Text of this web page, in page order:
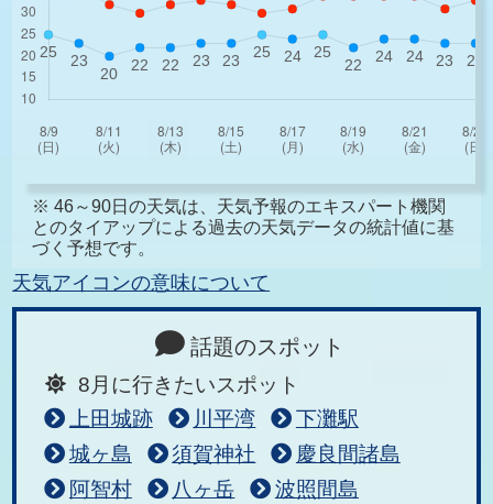
※ 46～90日の天気は、天気予報のエキスパート機関
とのタイアップによる過去の天気データの統計値に基
づく予想です。
天気アイコンの意味について
話題のスポット
8月に行きたいスポット
上田城跡
川平湾
下灘駅
城ヶ島
須賀神社
慶良間諸島
阿智村
八ヶ岳
波照間島